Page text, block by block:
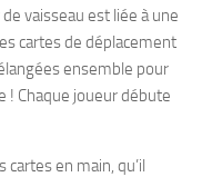
vaisseau est liée à une
cartes de déplacement
ensemble pour
! Chaque joueur débute
en main, qu’il